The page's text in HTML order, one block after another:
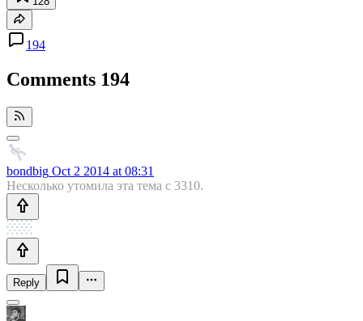
194
Comments 194
bondbig Oct 2 2014 at 08:31
Несколько утомила эта тема с 3310.
Reply